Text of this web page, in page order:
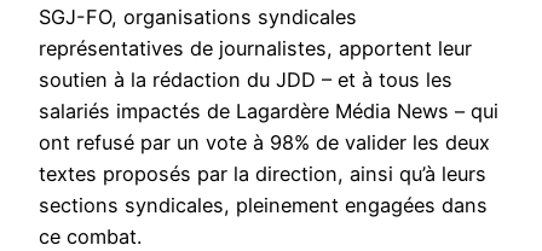
SGJ-FO, organisations syndicales
représentatives de journalistes, apportent leur
soutien à la rédaction du JDD – et à tous les
salariés impactés de Lagardère Média News – qui
ont refusé par un vote à 98% de valider les deux
textes proposés par la direction, ainsi qu’à leurs
sections syndicales, pleinement engagées dans
ce combat.